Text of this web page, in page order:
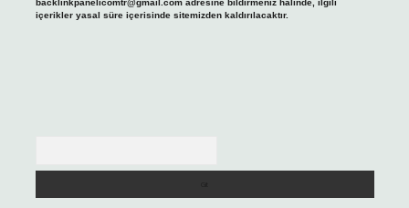
backlinkpanelicomtr@gmail.comadresine bildirmeniz halinde, ilgili
içerikler yasal süre içerisinde sitemizden kaldırılacaktır.